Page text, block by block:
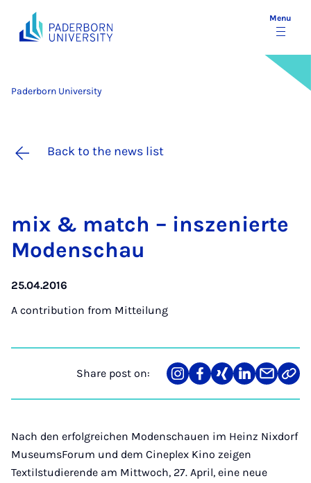
Menu
Paderborn University
Back to the news list
mix & match – in­szen­ierte
Mod­enschau
25.04.2016
A contribution from Mitteilung
Share post on:
Share
on
Teilen
auf
Teilen
auf
Teilen
auf
Teilen
über
Mail
Link
Nach den erfolgreichen Modenschauen im Heinz Nixdorf
MuseumsForum und dem Cineplex Kino zeigen
Textilstudierende am Mittwoch, 27. April, eine neue